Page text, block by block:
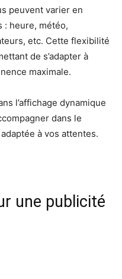
peuvent varier en
: heure, météo,
etc. Cette flexibilité
de s’adapter à
maximale.
l’affichage dynamique
dans le
à vos attentes.
une publicité